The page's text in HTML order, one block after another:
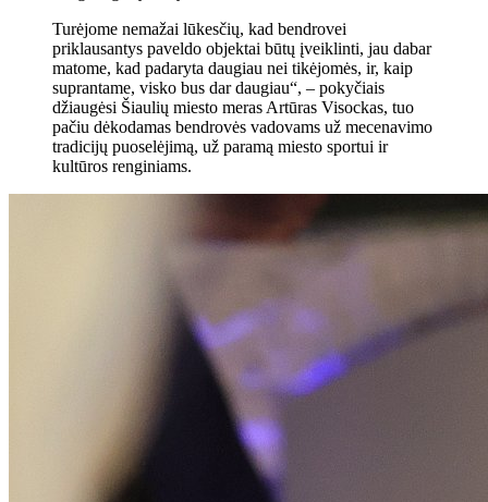
Turėjome nemažai lūkesčių, kad bendrovei
priklausantys paveldo objektai būtų įveiklinti, jau dabar
matome, kad padaryta daugiau nei tikėjomės, ir, kaip
suprantame, visko bus dar daugiau“, – pokyčiais
džiaugėsi Šiaulių miesto meras Artūras Visockas, tuo
pačiu dėkodamas bendrovės vadovams už mecenavimo
tradicijų puoselėjimą, už paramą miesto sportui ir
kultūros renginiams.